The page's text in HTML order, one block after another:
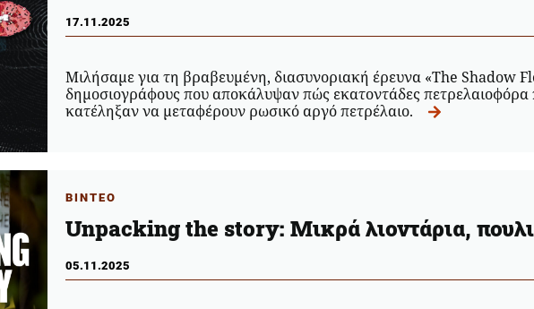
17.11.2025
Μιλήσαμε για τη βραβευμένη, διασυνοριακή έρευνα «Τhe Shadow
δημοσιογράφους που αποκάλυψαν πώς εκατοντάδες πετρελαιοφόρα
κατέληξαν να μεταφέρουν ρωσικό αργό πετρέλαιο.
ΒΙΝΤΕΟ
Unpacking the story: Μικρά λιοντάρια,
05.11.2025